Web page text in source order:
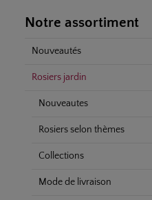
Notre assortiment
Nouveautés
Rosiers jardin
Nouveautes
Rosiers selon thèmes
Collections
Mode de livraison